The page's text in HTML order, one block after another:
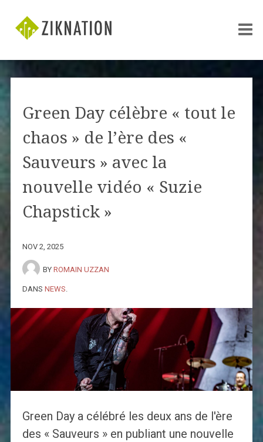
Green Day célèbre « tout le
chaos » de l’ère des «
Sauveurs » avec la
nouvelle vidéo « Suzie
Chapstick »
NOV 2, 2025
BY ROMAIN UZZAN
DANS NEWS
Green Day a célébré les deux ans de l'ère
des « Sauveurs » en publiant une nouvelle